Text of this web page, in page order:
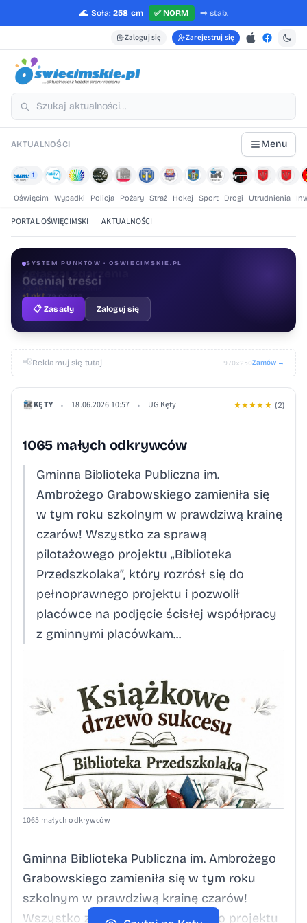
🌊 Soła: 258 cm ✅NORM ➡️ stab.
Zaloguj się Zarejestruj się
AKTUALNOŚCI Menu
1
Oświęcim Wypadki Policja Pożary Straż Hokej Sport Drogi Utrudnienia
PORTAL OŚWIĘCIMSKI | AKTUALNOŚCI
SYSTEM PUNKTÓW · OSWIECIMSKIE.PL
Oceniaj treści
+1 pkt za ocenę
📋 Zasady
Zaloguj się
📢Reklamuj się tutaj 970×250Zamów →
KĘTY • 18.06.2026 10:57 • UG Kęty ★★★★ ★ (2)
1065 małych odkrywców
Gminna Biblioteka Publiczna im.
Ambrożego Grabowskiego zamieniła się
w tym roku szkolnym w prawdziwą krainę
czarów! Wszystko za sprawą
pilotażowego projektu „Biblioteka
Przedszkolaka”, który rozrósł się do
pełnoprawnego projektu i pozwolił
placówce na podjęcie ścisłej współpracy
z gminnymi placówkam...
1065 małych odkrywców
Gminna Biblioteka Publiczna im. Ambrożego
Grabowskiego zamieniła się w tym roku
szkolnym w prawdziwą krainę czarów!
Wszystko za sprawą pilotażowego projektu